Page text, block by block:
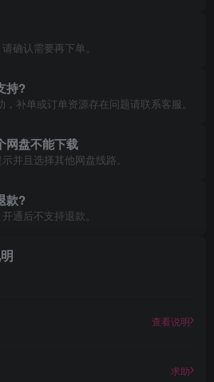
确认需要再下单。
持?
补单或订单资源存在问题请联系客服。
网盘不能下载
并且选择其他网盘线路。
款?
通后不支持退款。
查看说明
求助